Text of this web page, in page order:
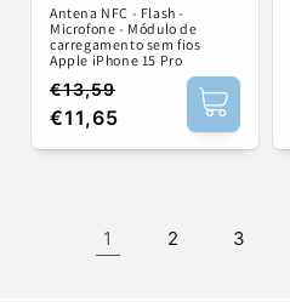
Antena NFC - Flash -
Microfone - Módulo de
carregamento sem fios
Apple iPhone 15 Pro
Preço
normal
€13,59
Preço
€11,65
1 2 3